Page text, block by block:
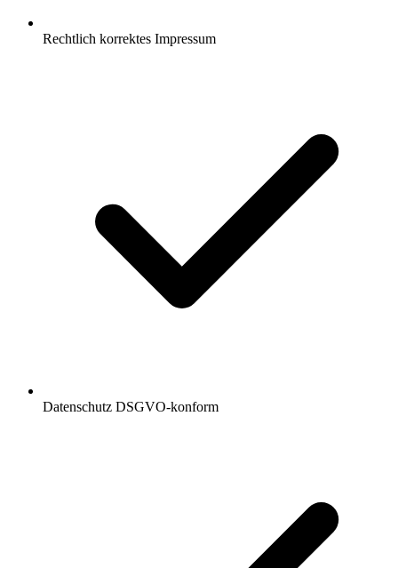
Rechtlich korrektes Impressum
Datenschutz DSGVO-konform